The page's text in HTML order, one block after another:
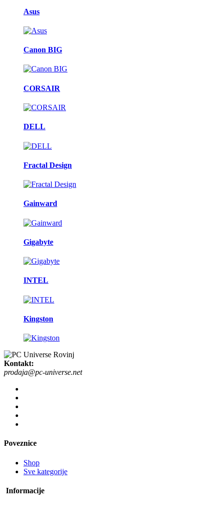
Asus
Canon BIG
CORSAIR
DELL
Fractal Design
Gainward
Gigabyte
INTEL
Kingston
Kontakt:
prodaja@pc-universe.net
Poveznice
Shop
Sve kategorije
Informacije